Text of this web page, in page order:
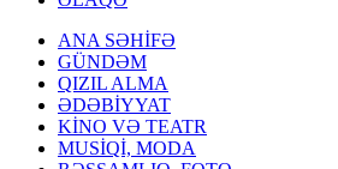
ANA SƏHİFƏ
GÜNDƏM
QIZIL ALMA
ƏDƏBİYYAT
KİNO VƏ TEATR
MUSİQİ, MODA